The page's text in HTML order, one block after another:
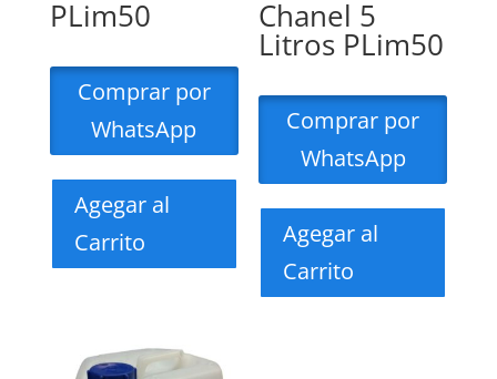
PLim50
Comprar por
WhatsApp
Agegar al
Carrito
Chanel 5
Litros PLim50
Comprar por
WhatsApp
Agegar al
Carrito